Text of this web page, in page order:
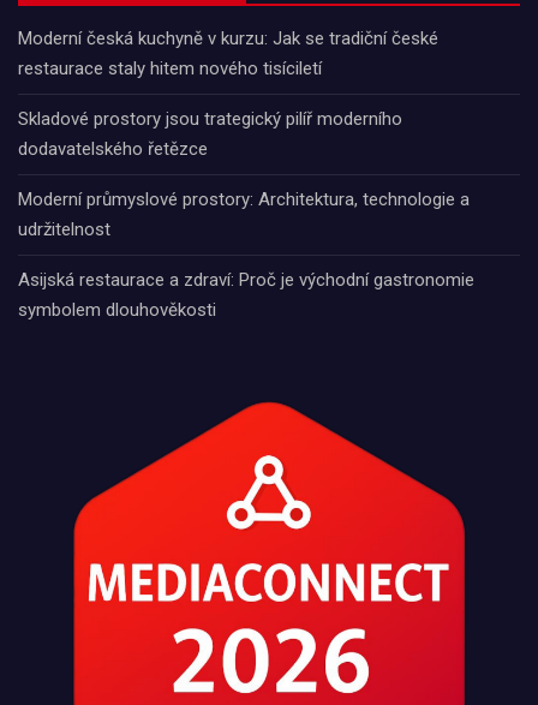
Moderní česká kuchyně v kurzu: Jak se tradiční české
restaurace staly hitem nového tisíciletí
Skladové prostory jsou trategický pilíř moderního
dodavatelského řetězce
Moderní průmyslové prostory: Architektura, technologie a
udržitelnost
Asijská restaurace a zdraví: Proč je východní gastronomie
symbolem dlouhověkosti